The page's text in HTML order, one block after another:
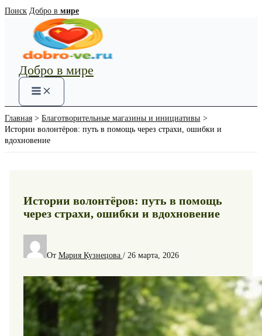
Перейти
содержимому
Поиск Добро в мире
Добро в мире
Main
Menu
Главная
Благотворительные магазины и инициативы
Истории волонтёров: путь в помощь через страхи, ошибки и
вдохновение
Истории волонтёров: путь в помощь
через страхи, ошибки и вдохновение
От Мария Кузнецова / 26 марта, 2026